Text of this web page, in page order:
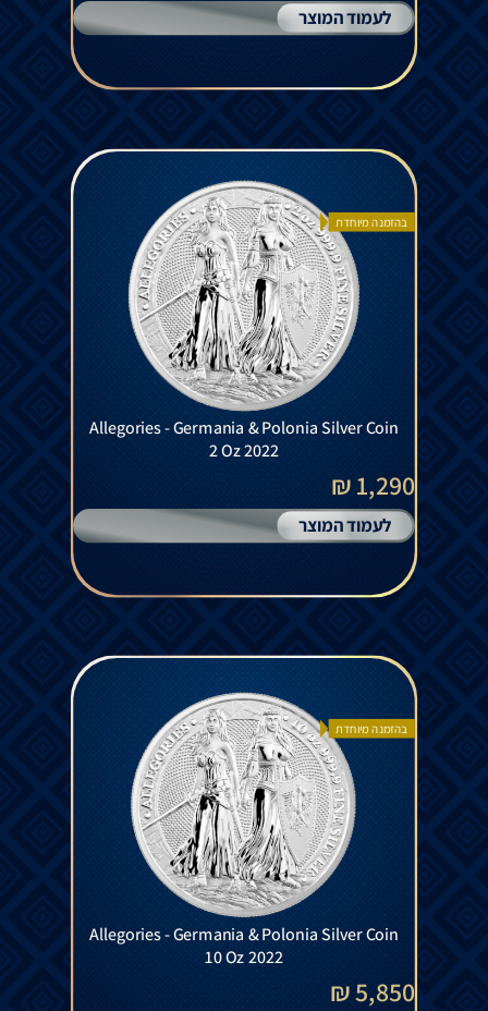
לעמוד המוצר
בהזמנה מיוחדת
Allegories - Germania & Polonia Silver Coin
2 Oz 2022
1,290 ₪
לעמוד המוצר
בהזמנה מיוחדת
Allegories - Germania & Polonia Silver Coin
10 Oz 2022
5,850 ₪